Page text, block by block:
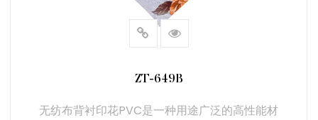
无纺布背衬印花PVC是一款可靠的材料，它结合了耐用性、
美观多样性和实用性。其先进的印刷能力、易于维护和舒适
凭借其提供视觉吸引力和实用优势的能力，无纺布背衬印花
PVC是寻求高质量、多功能材料的人士的明智投资。
ZT-649B
无纺布背衬印花PVC是一种用途广泛的高性能材